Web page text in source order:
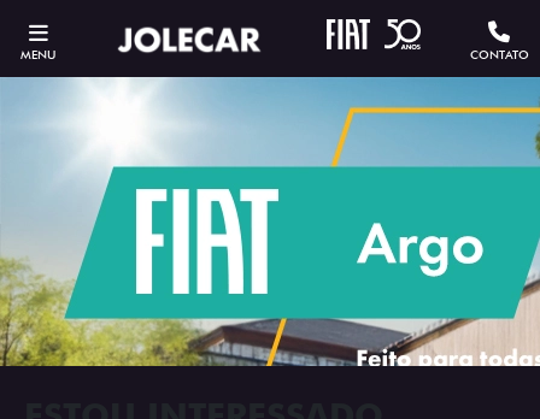
MENU CONTATO